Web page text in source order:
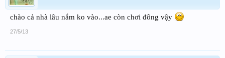
chào cả nhà lâu nắm ko vào...ae còn chơi đông vậy
27/5/13